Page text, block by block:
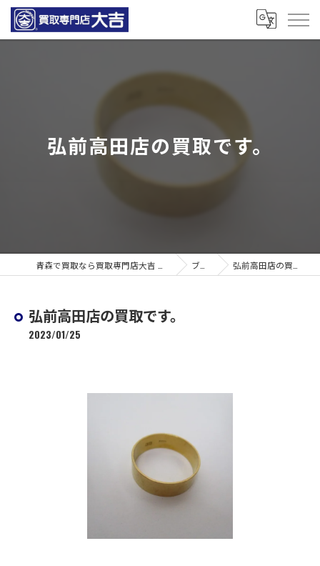
弘前高田店の買取です。
ブログ 弘前高田店の買取です。
弘前高田店の買取です。
2023/01/25